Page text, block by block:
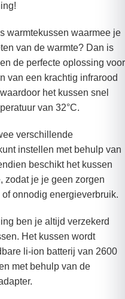
warmtekussen waarmee je
van de warmte? Dan is
de perfecte oplossing voor
van een krachtig infrarood
het kussen snel
van 32°C.
verschillende
instellen met behulp van
beschikt het kussen
zodat je je geen zorgen
onnodig energieverbruik.
ben je altijd verzekerd
Het kussen wordt
li-ion batterij van 2600
met behulp van de